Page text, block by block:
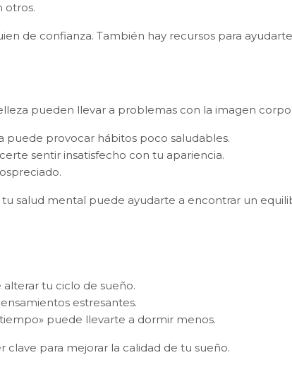
otros.
de confianza. También hay recursos para
pueden llevar a problemas con la imagen
puede provocar hábitos poco saludables.
sentir insatisfecho con tu apariencia.
salud mental puede ayudarte a encontrar un
tu ciclo de sueño.
estresantes.
puede llevarte a dormir menos.
clave para mejorar la calidad de tu sueño.
o cita